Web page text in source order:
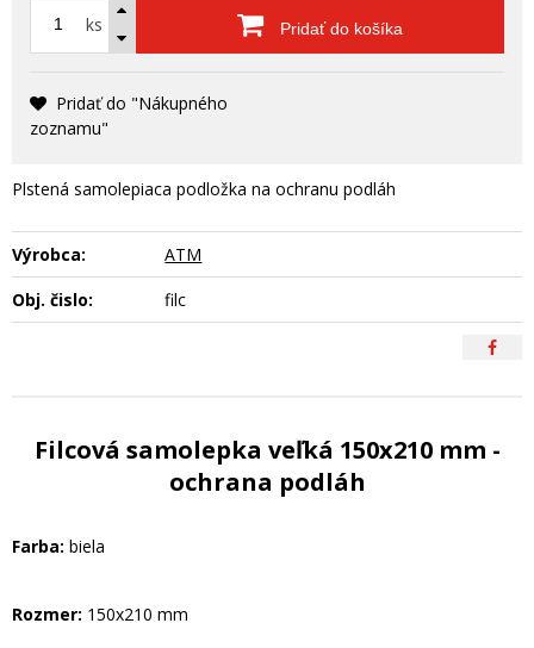
ks Pridať do košíka
Pridať do "Nákupného
zoznamu"
Plstená samolepiaca podložka na ochranu podláh
Výrobca:
ATM
Obj. čislo:
filc
Filcová samolepka veľká 150x210 mm -
ochrana podláh
Farba: biela
Rozmer: 150x210 mm